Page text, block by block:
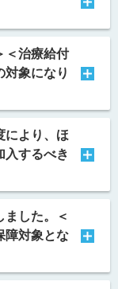
＜治療給付
対象になり
により、ほ
入するべき
ました。＜
障対象とな